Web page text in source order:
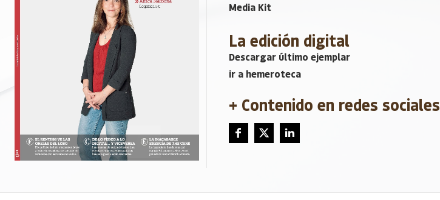
Media Kit
La edición digital
Descargar último ejemplar
ir a hemeroteca
+ Contenido en redes sociales